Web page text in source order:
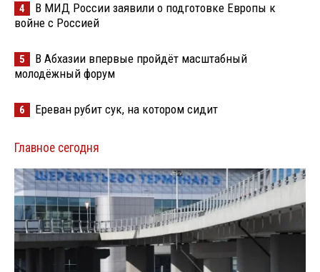
4
В МИД России заявили о подготовке Европы к
войне с Россией
5
В Абхазии впервые пройдёт масштабный
молодёжный форум
6 Ереван рубит сук, на котором сидит
Главное сегодня